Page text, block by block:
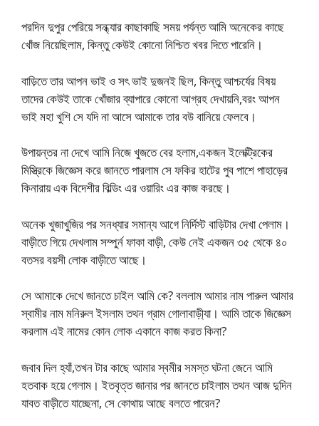
পরদিন দুপুর পেরিয়ে সন্ধ্যার কাছাকাছি সময় পর্যন্ত আমি অনেকের কাছে
খোঁজ নিয়েছিলাম, কিন্তু কেউই কোনো নিশ্চিত খবর দিতে পারেনি।
বাড়িতে তার আপন ভাই ও সৎ ভাই দুজনই ছিল, কিন্তু আশ্চর্যের বিষয়
তাদের কেউই তাকে খোঁজার ব্যাপারে কোনো আগ্রহ দেখায়নি,বরং আপন
ভাই মহা খুশি সে যদি না আসে আমাকে তার বউ বানিয়ে ফেলবে।
উপায়ন্তর না দেখে আমি নিজে খুজতে বের হলাম,একজন ইলেক্ট্রিকের
মিস্ত্রিকে জিজ্ঞেস করে জানতে পারলাম সে ফকির হাটের পুব পাশে পাহাড়ের
কিনারায় এক বিদেশীর বিল্ডিং এর ওয়ারিং এর কাজ করছে।
অনেক খুজাখুজির পর সনধ্যার সমান্য আগে নির্দিস্ট বাড়িটার দেখা পেলাম।
বাড়ীতে গিয়ে দেখলাম সম্পুর্ন ফাকা বাড়ী, কেউ নেই একজন ৩৫ থেকে ৪০
বতসর বয়সী লোক বাড়ীতে আছে।
সে আমাকে দেখে জানতে চাইল আমি কে? বললাম আমার নাম পারুল আমার
স্বামীর নাম মনিরুল ইসলাম তথন গ্রাম গোলাবাড়ী্যা। আমি তাকে জিজ্ঞেস
করলাম এই নামের কোন লোক একানে কাজ করত কিনা?
জবাব দিল হ্যাঁ,তখন টার কাছে আমার স্বমীর সমস্ত ঘটনা জেনে আমি
হতবাক হয়ে গেলাম। ইতবৃত্ত জানার পর জানতে চাইলাম তথন আজ দুদিন
যাবত বাড়ীতে যাচ্ছেনা, সে কোথায় আছে বলতে পারেন?